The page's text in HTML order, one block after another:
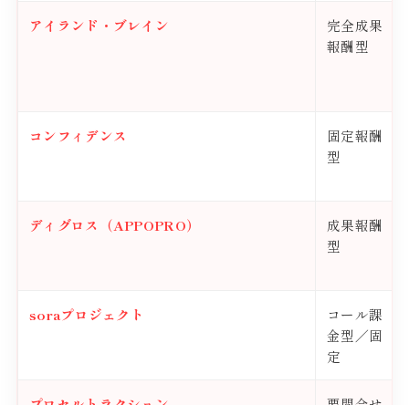
アイランド・ブレイン
完全成果
報酬型
コンフィデンス
固定報酬
型
ディグロス（APPOPRO）
成果報酬
型
soraプロジェクト
コール課
金型／固
定